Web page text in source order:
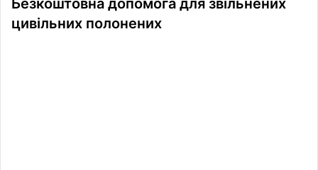
Безкоштовна допомога для звільнених
цивільних полонених